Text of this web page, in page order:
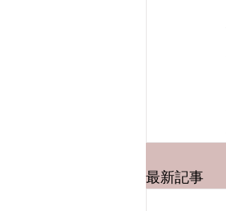
最新記事